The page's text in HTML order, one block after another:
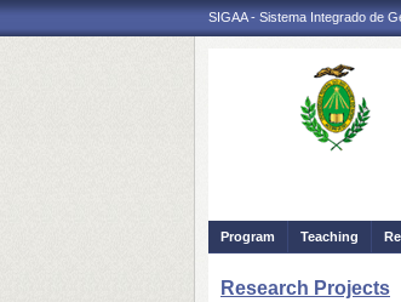
SIGAA - Sistema Integrado de
Program Teaching
Research Projects